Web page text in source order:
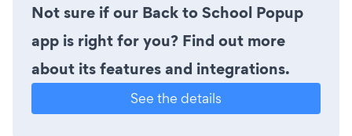
Not sure if our Back to School Popup
app is right for you? Find out more
about its features and integrations.
See the details